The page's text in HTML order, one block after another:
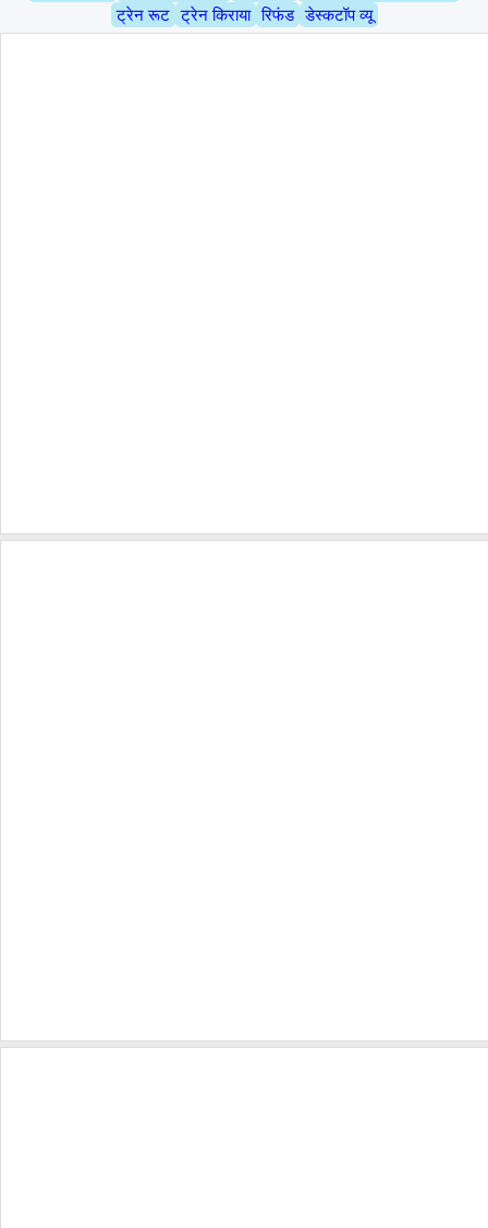
ट्रेन रूट ट्रेन किराया रिफंड डेस्कटॉप व्यू